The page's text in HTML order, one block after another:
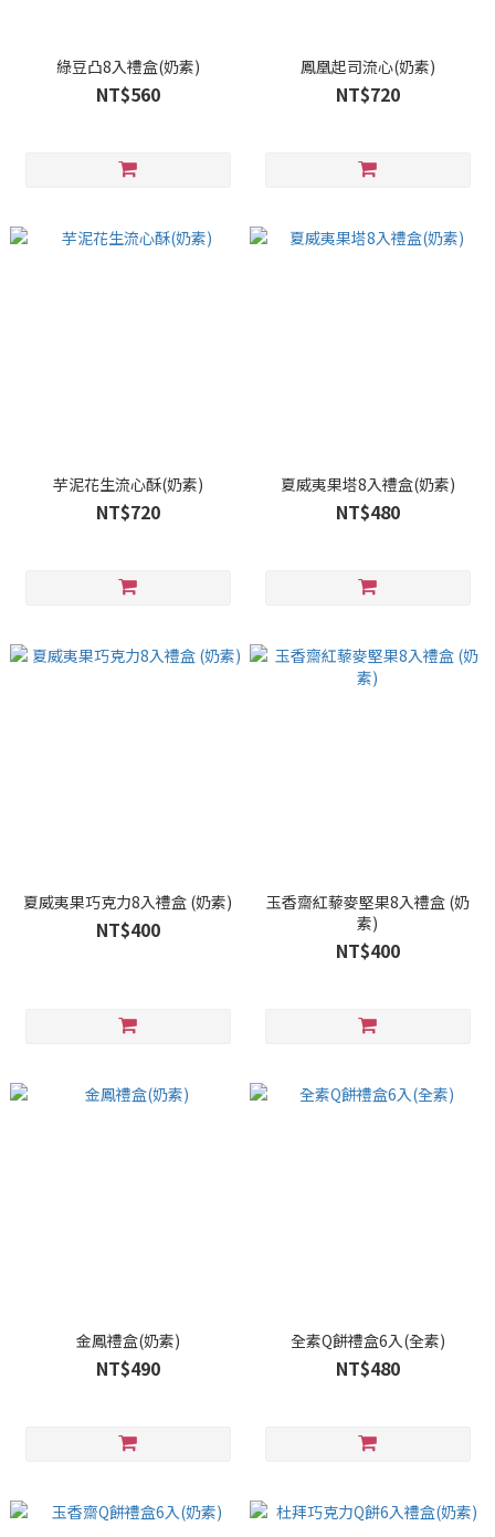
綠豆凸8入禮盒(奶素)
NT$560
鳳凰起司流心(奶素)
NT$720
芋泥花生流心酥(奶素)
NT$720
夏威夷果塔8入禮盒(奶素)
NT$480
夏威夷果巧克力8入禮盒 (奶素)
NT$400
玉香齋紅藜麥堅果8入禮盒 (奶
素)
NT$400
金鳳禮盒(奶素)
NT$490
全素Q餅禮盒6入(全素)
NT$480